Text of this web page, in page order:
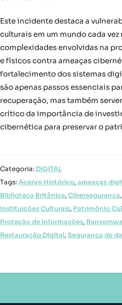
Este incidente destaca a
culturais em um mundo cada
complexidades envolvidas na
e físicos contra ameaças
fortalecimento dos sistemas
são apenas passos essenciais
recuperação, mas também
crítico da importância de
cibernética para preservar o
Categoria: DIGITAL
Tags:Acervo Histórico,ameaças
Biblioteca Britânica,Cibersegurança,
Instituições Culturais, Patrimônio
Proteção de informações,
Restauração Digital,Segurança de